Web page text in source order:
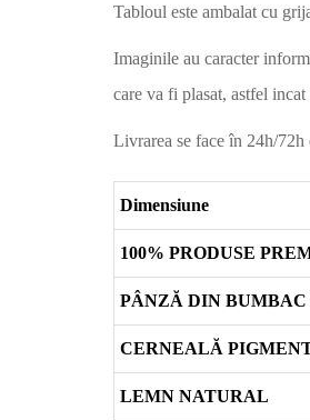
Tabloul este ambalat cu
Imaginile au caracter
care va fi plasat, astfel
Livrarea se face în 24h/72h
Dimensiune
100% PRODUSE
PÂNZĂ DIN BUMBAC
CERNEALĂ
LEMN NATURAL